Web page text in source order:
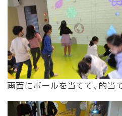
画面にボールを当てて、的当